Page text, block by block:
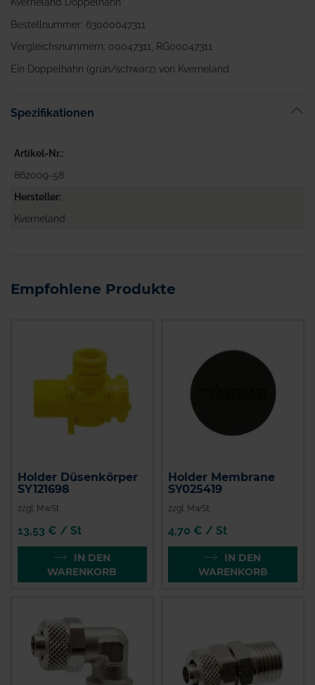
Kverneland Doppelhahn
Bestellnummer: 63000047311
Vergleichsnummern: 00047311, RG00047311
Ein Doppelhahn (grün/schwarz) von Kverneland.
Spezifikationen
Artikel-Nr.
862009-58
Hersteller
Kverneland
Empfohlene Produkte
Holder Düsenkörper
SY121698
zzgl. MwSt.
13,53 € / St
IN DEN
WARENKORB
Holder Membrane
SY025419
zzgl. MwSt.
4,70 € / St
IN DEN
WARENKORB